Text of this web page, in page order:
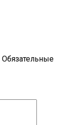
Обязательные